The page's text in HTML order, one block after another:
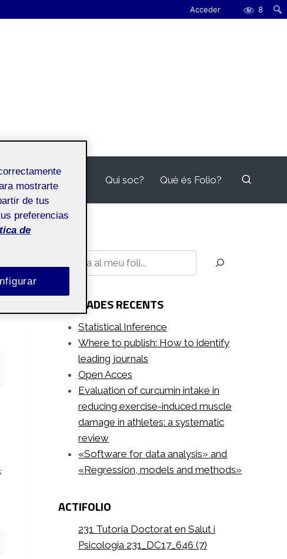
Acceder 8
Qui soc? Què és Folio?
ENTRADES RECENTS
Statistical Inference
Where to publish: How to identify
leading journals
Open Acces
Evaluation of curcumin intake in
reducing exercise-induced muscle
damage in athletes: a systematic
review
«Software for data analysis» and
«Regression, models and methods»
ACTIFOLIO
231 Tutoria Doctorat en Salut i
Psicologia 231_DC17_646 (7)
mostrarte
de tus
preferencias
de